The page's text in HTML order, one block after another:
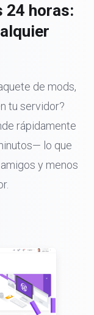
24 horas:
de mods,
tu servidor?
rápidamente
lo que
y menos